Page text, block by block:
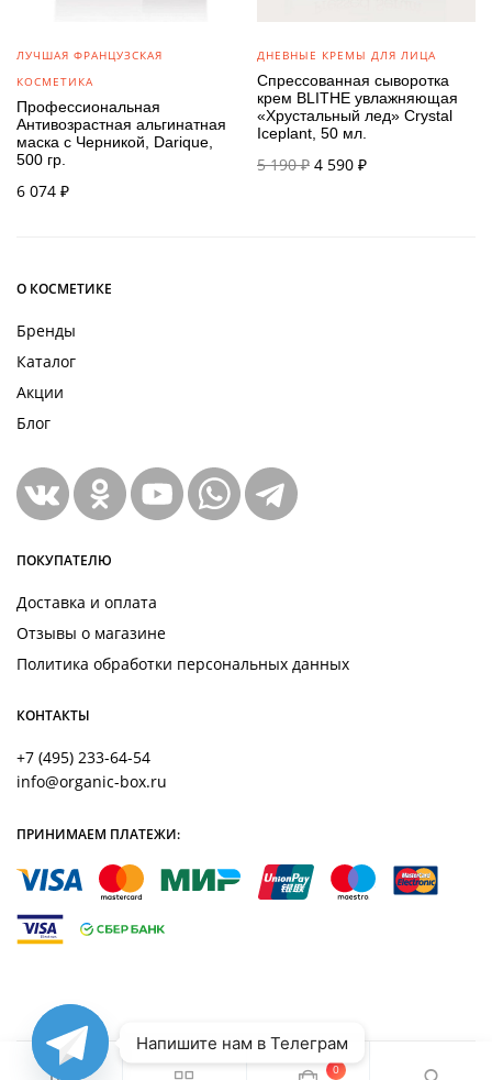
ЛУЧШАЯ ФРАНЦУЗСКАЯ
КОСМЕТИКА
Профессиональная
Антивозрастная альгинатная
маска с Черникой, Darique,
500 гр.
6 074 ₽
ДНЕВНЫЕ КРЕМЫ ДЛЯ ЛИЦА
Спрессованная сыворотка
крем BLITHE увлажняющая
«Хрустальный лед» Crystal
Iceplant, 50 мл.
5 190₽ Первоначальная
4 590 ₽
О КОСМЕТИКЕ
Бренды
Каталог
Акции
Блог
ПОКУПАТЕЛЮ
Доставка и оплата
Отзывы о магазине
Политика обработки персональных данных
КОНТАКТЫ
+7 (495) 233-64-54
info@organic-box.ru
ПРИНИМАЕМ ПЛАТЕЖИ:
0
Напишите нам в Телеграм